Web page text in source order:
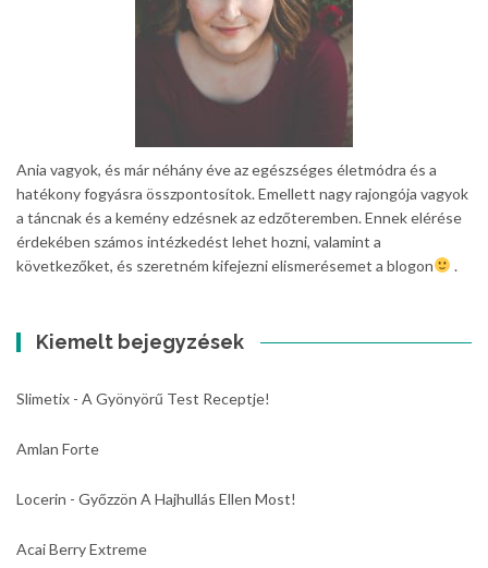
Ania vagyok, és már néhány éve az egészséges életmódra és a
hatékony fogyásra összpontosítok. Emellett nagy rajongója vagyok
a táncnak és a kemény edzésnek az edzőteremben. Ennek elérése
érdekében számos intézkedést lehet hozni, valamint a
következőket, és szeretném kifejezni elismerésemet a blogon
.
Kiemelt bejegyzések
Slimetix - A Gyönyörű Test Receptje!
Amlan Forte
Locerin - Győzzön A Hajhullás Ellen Most!
Acai Berry Extreme